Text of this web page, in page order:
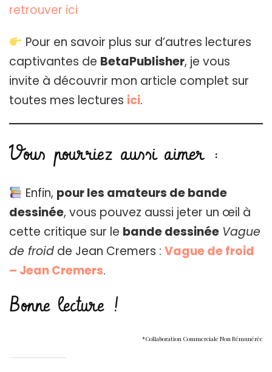
retrouver ici
Pour en savoir plus sur d’autres lectures
captivantes de BetaPublisher, je vous
invite à découvrir mon article complet sur
toutes mes lectures ici.
Vous pourriez aussi aimer :
Enfin, pour les amateurs de bande
dessinée, vous pouvez aussi jeter un œil à
cette critique sur le bande dessinée Vague
de froid de Jean Cremers : Vague de froid
– Jean Cremers.
Bonne lecture !
*Collaboration Commerciale Non Rémunérée